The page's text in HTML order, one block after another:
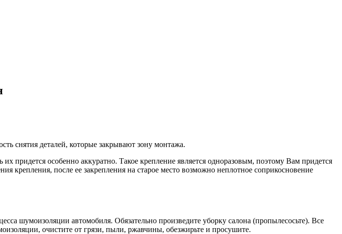
снятия деталей, которые закрывают зону монтажа.
придется особенно аккуратно. Такое крепление является одноразовым, поэтому Вам придется
крепления, после ее закрепления на старое место возможно неплотное соприкосновение
шумоизоляции автомобиля. Обязательно произведите уборку салона (пропылесосьте). Все
очистите от грязи, пыли, ржавчины, обезжирьте и просушите.